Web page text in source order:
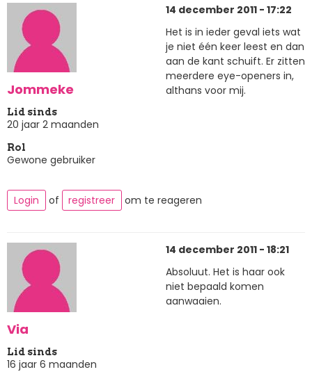
Jommeke
Lid sinds
20 jaar 2 maanden
Rol
Gewone gebruiker
14 december 2011 - 17:22
Het is in ieder geval iets wat
je niet één keer leest en dan
aan de kant schuift. Er zitten
meerdere eye-openers in,
althans voor mij.
Login of registreer om te reageren
Via
Lid sinds
16 jaar 6 maanden
14 december 2011 - 18:21
Absoluut. Het is haar ook
niet bepaald komen
aanwaaien.